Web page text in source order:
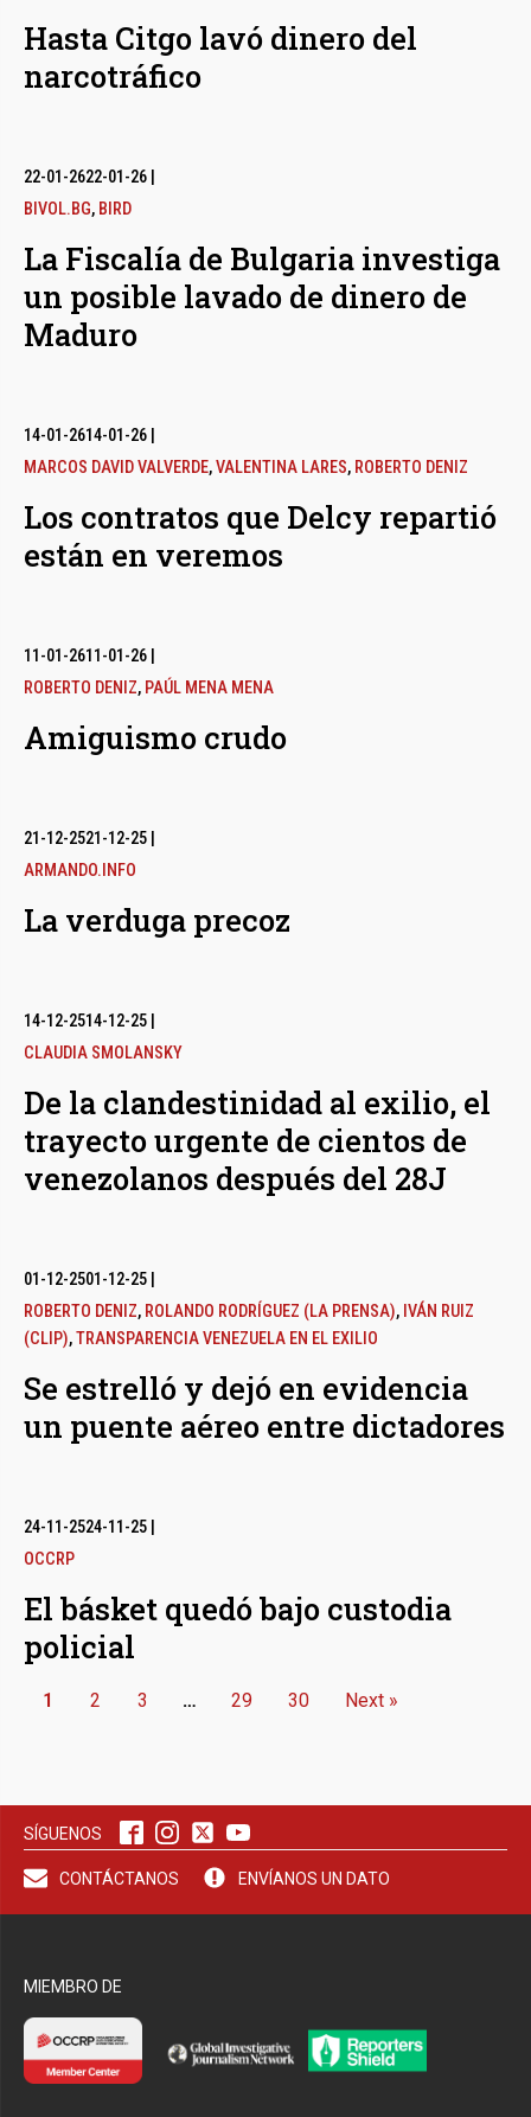
Hasta Citgo lavó dinero del
narcotráfico
22-01-2622-01-26
BIVOL.BG, BIRD
La Fiscalía de Bulgaria investiga
un posible lavado de dinero de
Maduro
14-01-2614-01-26
MARCOS DAVID VALVERDE,VALENTINA LARES, ROBERTO DENIZ
Los contratos que Delcy repartió
están en veremos
11-01-2611-01-26
ROBERTO DENIZ, PAÚL MENA MENA
Amiguismo crudo
21-12-2521-12-25
ARMANDO.INFO
La verduga precoz
14-12-2514-12-25
CLAUDIA SMOLANSKY
De la clandestinidad al exilio, el
trayecto urgente de cientos de
venezolanos después del 28J
01-12-2501-12-25
ROBERTO DENIZ, ROLANDO RODRÍGUEZ (LA PRENSA), IVÁN RUIZ
(CLIP),TRANSPARENCIA VENEZUELA EN EL EXILIO
Se estrelló y dejó en evidencia
un puente aéreo entre dictadores
24-11-2524-11-25
OCCRP
El básket quedó bajo custodia
policial
1 2 3 … 29 30 Next »
SÍGUENOS
CONTÁCTANOS ENVÍANOS UN DATO
MIEMBRO DE